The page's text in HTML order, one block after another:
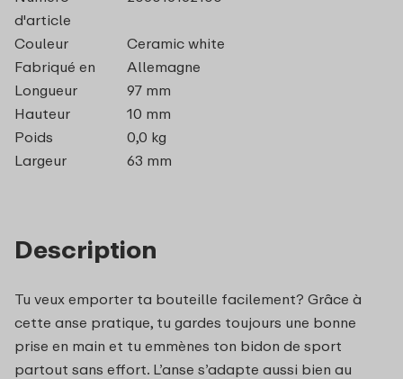
Description
Tu veux emporter ta bouteille facilement? Grâce à
cette anse pratique, tu gardes toujours une bonne
prise en main et tu emmènes ton bidon de sport
partout sans effort. L’anse s’adapte aussi bien au
d'article
Couleur
Ceramic white
Fabriqué en
Allemagne
Longueur
97 mm
Hauteur
10 mm
Poids
0,0 kg
Largeur
63 mm